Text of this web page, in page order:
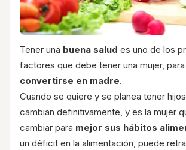
Tener una buena salud es uno de los
factores que debe tener una mujer,
convertirse en madre.
Cuando se quiere y se planea tener
cambian definitivamente, y es la mujer
cambiar para mejor sus hábitos
un déficit en la alimentación, puede